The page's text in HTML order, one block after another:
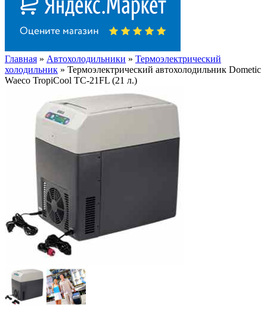
Главная » Автохолодильники » Термоэлектрический
холодильник » Термоэлектрический автохолодильник Dometic
Waeco TropiCool TC-21FL (21 л.)